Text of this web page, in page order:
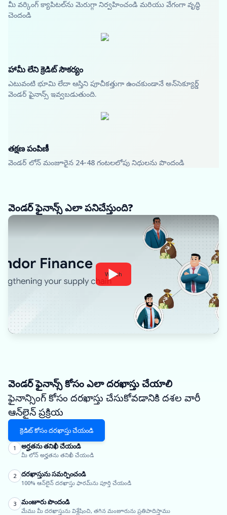
మీ వర్కింగ్ క్యాపిటల్‌ను మెరుగ్గా నిర్వహించండి మరియు వేగంగా వృద్ధి
చెందండి
హామీ లేని క్రెడిట్ సౌకర్యం
ఎటువంటి భూమి లేదా ఆస్తిని పూచీకత్తుగా ఉంచకుండానే అన్‌సెక్యూర్డ్
వెండర్ ఫైనాన్స్ ఇవ్వబడుతుంది.
తక్షణ పంపిణీ
వెండర్ లోన్ మంజూరైన 24-48 గంటలలోపు నిధులను పొందండి
వెండర్ ఫైనాన్స్ ఎలా పనిచేస్తుంది?
Watch
వెండర్ ఫైనాన్స్ కోసం ఎలా దరఖాస్తు చేయాలి
ఫైనాన్సింగ్ కోసం దరఖాస్తు చేసుకోవడానికి దశల వారీ
ఆన్‌లైన్ ప్రక్రియ
క్రెడిట్ కోసం దరఖాస్తు చేయండి
1 అర్హతను తనిఖీ చేయండి
మీ లోన్ అర్హతను తనిఖీ చేయండి
2 దరఖాస్తును సమర్పించండి
100% ఆన్‌లైన్ దరఖాస్తు ఫారమ్‌ను పూర్తి చేయండి
3 మంజూరు పొందండి
మేము మీ దరఖాస్తును విశ్లేషించి, తగిన మంజూరును ప్రతిపాదిస్తాము